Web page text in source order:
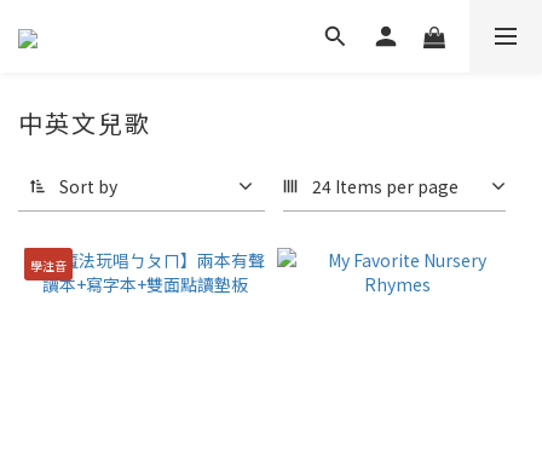
中英文兒歌
Sort by 24 Items per page
學注音